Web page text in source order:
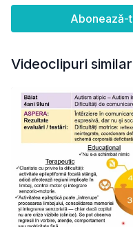
Abonează-
Videoclipuri